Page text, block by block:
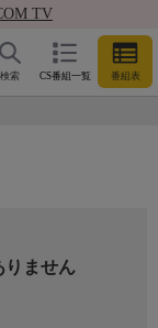
TV
CS番組一覧 番組表
検索
りません